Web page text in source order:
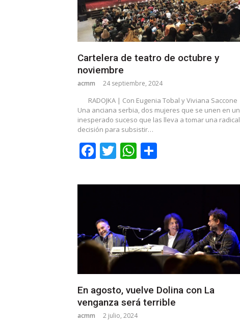
Cartelera de teatro de octubre y
noviembre
acmm 24 septiembre, 2024
RADOJKA | Con Eugenia Tobal y Viviana Saccone
Una anciana serbia, dos mujeres que se unen en un
inesperado suceso que las lleva a tomar una radical
decisión para subsistir…
Facebook
TwitterWhatsApp
En agosto, vuelve Dolina con La
venganza será terrible
acmm 2 julio, 2024